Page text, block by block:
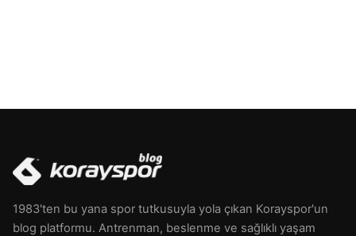
1983'ten bu yana spor tutkusuyla yola çıkan Korayspor'un
blog platformu. Antrenman, beslenme ve sağlıklı yaşam